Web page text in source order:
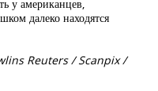
у американцев,
далеко находятся
Reuters / Scanpix /